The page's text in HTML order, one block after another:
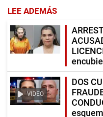
LEE ADEMÁS
VIDEO
DOS